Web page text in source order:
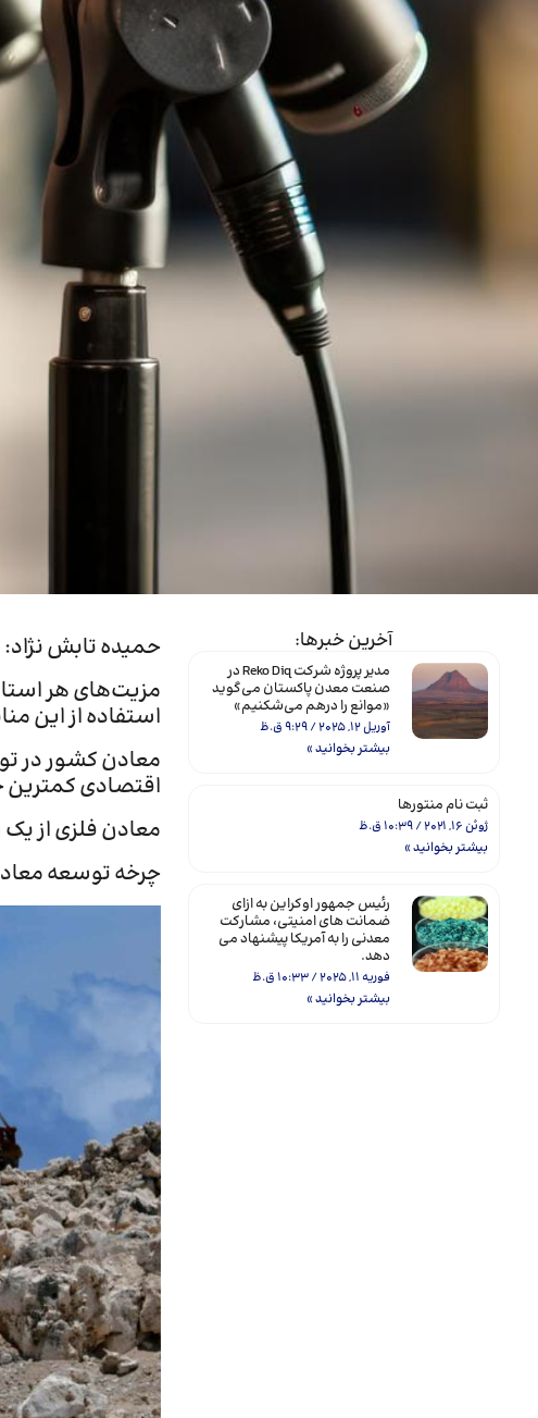
آخرین خبرها:
مدیر پروژه شرکت Reko Diq در
صنعت معدن پاکستان می‌گوید
«موانع را درهم می‌شکنیم»
آوریل 12, 2025
بیشتر بخوانید »
ثبت نام منتورها
ژوئن 16, 2021
بیشتر بخوانید »
رئیس جمهور اوکراین به ازای
ضمانت های امنیتی، مشارکت
معدنی را به آمریکا پیشنهاد می
دهد.
فوریه 11, 2025
بیشتر بخوانید »
حمیده تابش
مزیت‌های هر
استفاده از این
معادن کشور در
اقتصادی
معادن فلزی از
چرخه توسعه